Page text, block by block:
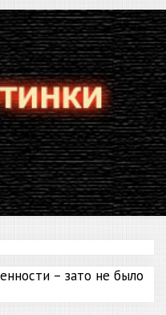
– зато не было